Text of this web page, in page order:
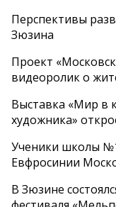
Перспективы
Зюзина
Проект
видеоролик о
Выставка «Мир в
художника»
Ученики школы
Евфросинии
В Зюзине